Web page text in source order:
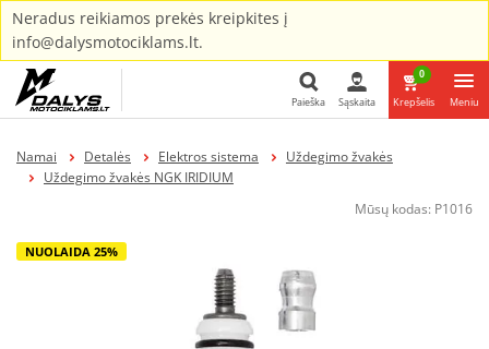
Neradus reikiamos prekės kreipkites į
info@dalysmotociklams.lt.
Paieška Sąskaita
0
Krepšelis Meniu
Namai Detalės Elektros sistema
Uždegimo žvakės
Uždegimo žvakės NGK IRIDIUM
Mūsų kodas: P1016
NUOLAIDA 25%